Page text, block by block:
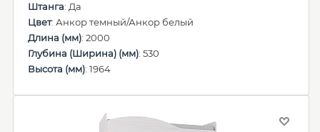
Штанга: Да
Цвет: Анкор темный/Анкор белый
Длина (мм): 2000
Глубина (Ширина) (мм): 530
Высота (мм): 1964